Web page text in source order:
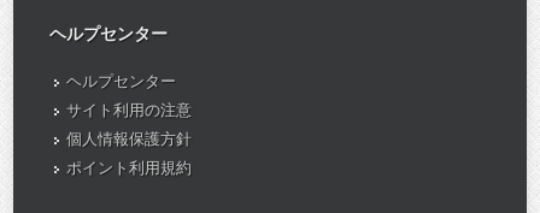
ヘルプセンター
ヘルプセンター
サイト利用の注意
個人情報保護方針
ポイント利用規約